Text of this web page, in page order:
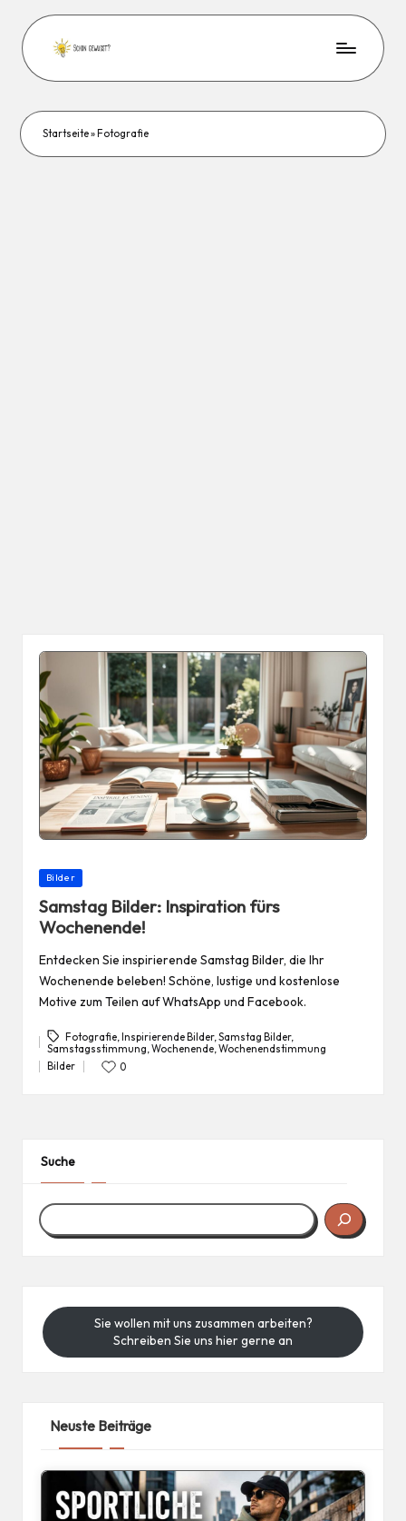
Startseite» Fotografie
Posted
Bilder
Samstag Bilder: Inspiration fürs
Wochenende!
Entdecken Sie inspirierende Samstag Bilder, die Ihr
Wochenende beleben! Schöne, lustige und kostenlose
Motive zum Teilen auf WhatsApp und Facebook.
Tags:
Fotografie ,Inspirierende Bilder,Samstag Bilder,
Samstagsstimmung Wochenende, Wochenendstimmung
Posted
Bilder 0
Suche
Sie wollen mit uns zusammen arbeiten?
Schreiben Sie uns hier gerne an
Neuste Beiträge